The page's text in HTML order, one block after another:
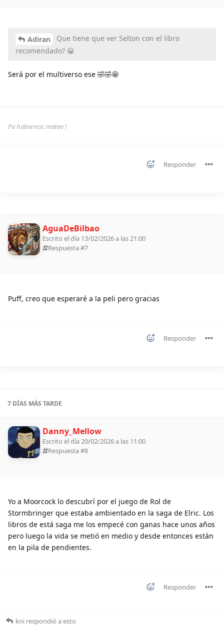
Adiran
Que tiene que ver Selton con el libro
recomendado? 😀
Será por el multiverso ese 🤣🤣🤩
Pa habernos matao !
Responder
AguaDeBilbao
Escrito el día 13/02/2026 a las 21:00
Respuesta #7
Puff, creo que esperaré a la peli pero gracias
Responder
7 DÍAS MÁS TARDE
Danny_Mellow
Escrito el día 20/02/2026 a las 11:00
Respuesta #8
Yo a Moorcock lo descubrí por el juego de Rol de
Stormbringer que estaba ambientado en la saga de Elric. Los
libros de está saga me los empecé con ganas hace unos años
pero luego la vida se metió en medio y desde entonces están
en la pila de pendientes.
Responder
kni respondió a esto